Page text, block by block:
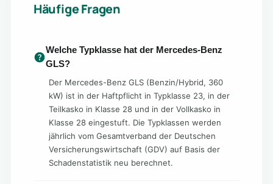
Häufige Fragen
Welche Typklasse hat der Mercedes-Benz
GLS?
Der Mercedes-Benz GLS (Benzin/Hybrid, 360
kW) ist in der Haftpflicht in Typklasse 23, in der
Teilkasko in Klasse 28 und in der Vollkasko in
Klasse 28 eingestuft. Die Typklassen werden
jährlich vom Gesamtverband der Deutschen
Versicherungswirtschaft (GDV) auf Basis der
Schadenstatistik neu berechnet.